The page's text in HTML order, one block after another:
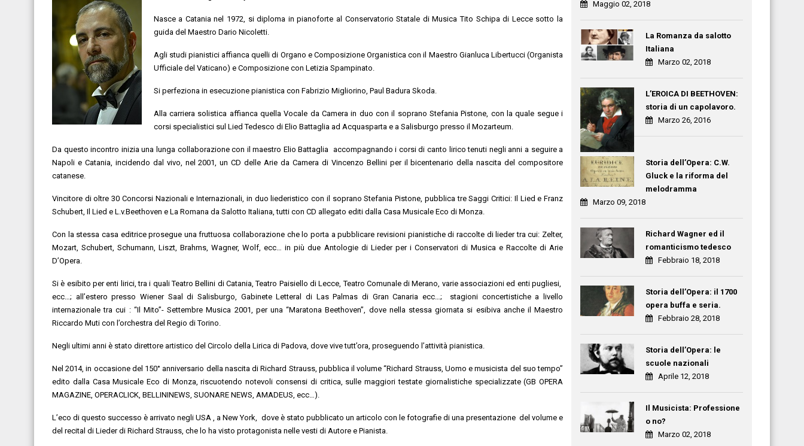
Nasce a Catania nel 1972, si diploma in pianoforte al Conservatorio Statale di Musica Tito Schipa di Lecce sotto la
guida del Maestro Dario Nicoletti.
Agli studi pianistici affianca quelli di Organo e Composizione Organistica con il Maestro Gianluca Libertucci (Organista
Ufficiale del Vaticano) e Composizione con Letizia Spampinato.
Si perfeziona in esecuzione pianistica con Fabrizio Migliorino, Paul Badura Skoda.
Alla carriera solistica affianca quella Vocale da Camera in duo con il soprano Stefania Pistone, con la quale segue i
corsi specialistici sul Lied Tedesco di Elio Battaglia ad Acquasparta e a Salisburgo presso il Mozarteum.
Da questo incontro inizia una lunga collaborazione con il maestro Elio Battaglia accompagnando i corsi di canto lirico tenuti negli anni a seguire a
Napoli e Catania, incidendo dal vivo, nel 2001, un CD delle Arie da Camera di Vincenzo Bellini per il bicentenario della nascita del compositore
catanese.
Vincitore di oltre 30 Concorsi Nazionali e Internazionali, in duo liederistico con il soprano Stefania Pistone, pubblica tre Saggi Critici: Il Lied e Franz
Schubert, Il Lied e L.v.Beethoven e La Romana da Salotto Italiana, tutti con CD allegato editi dalla Casa Musicale Eco di Monza.
Con la stessa casa editrice prosegue una fruttuosa collaborazione che lo porta a pubblicare revisioni pianistiche di raccolte di lieder tra cui: Zelter,
Mozart, Schubert, Schumann, Liszt, Brahms, Wagner, Wolf, ecc… in più due Antologie di Lieder per i Conservatori di Musica e Raccolte di Arie
D’Opera.
Si è esibito per enti lirici, tra i quali Teatro Bellini di Catania, Teatro Paisiello di Lecce, Teatro Comunale di Merano, varie associazioni ed enti pugliesi,
ecc…; all’estero presso Wiener Saal di Salisburgo, Gabinete Letteral di Las Palmas di Gran Canaria ecc…; stagioni concertistiche a livello
internazionale tra cui : “Il Mito”- Settembre Musica 2001, per una “Maratona Beethoven”, dove nella stessa giornata si esibiva anche il Maestro
Riccardo Muti con l’orchestra del Regio di Torino.
Negli ultimi anni è stato direttore artistico del Circolo della Lirica di Padova, dove vive tutt’ora, proseguendo l’attività pianistica.
Nel 2014, in occasione del 150° anniversario della nascita di Richard Strauss, pubblica il volume “Richard Strauss, Uomo e musicista del suo tempo”
edito dalla Casa Musicale Eco di Monza, riscuotendo notevoli consensi di critica, sulle maggiori testate giornalistiche specializzate (GB OPERA
MAGAZINE, OPERACLICK, BELLININEWS, SUONARE NEWS, AMADEUS, ecc…).
L’eco di questo successo è arrivato negli USA , a New York, dove è stato pubblicato un articolo con le fotografie di una presentazione del volume e
del recital di Lieder di Richard Strauss, che lo ha visto protagonista nelle vesti di Autore e Pianista.
Maggio 02, 2018
La Romanza da salotto
Italiana
Marzo 02, 2018
L’EROICA DI BEETHOVEN:
storia di un capolavoro.
Marzo 26, 2016
Storia dell’Opera: C.W.
Gluck e la riforma del
melodramma
Marzo 09, 2018
Richard Wagner ed il
romanticismo tedesco
Febbraio 18, 2018
Storia dell’Opera: il 1700
opera buffa e seria.
Febbraio 28, 2018
Storia dell’Opera: le
scuole nazionali
Aprile 12, 2018
Il Musicista: Professione
o no?
Marzo 02, 2018